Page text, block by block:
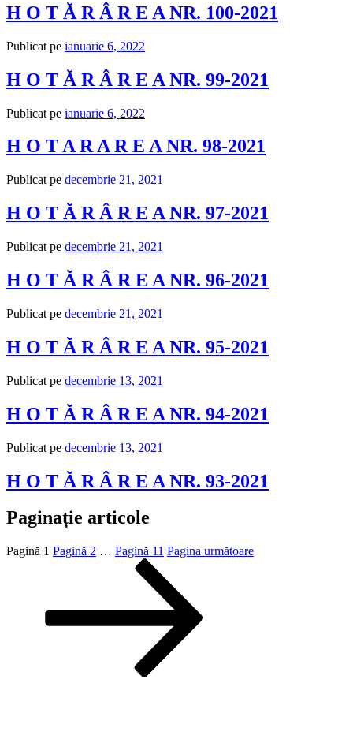
H O T Ă R Â R E A NR. 100-2021
Publicat pe ianuarie 6, 2022
H O T Ă R Â R E A NR. 99-2021
Publicat pe ianuarie 6, 2022
H O T A R A R E A NR. 98-2021
Publicat pe decembrie 21, 2021
H O T Ă R Â R E A NR. 97-2021
Publicat pe decembrie 21, 2021
H O T Ă R Â R E A NR. 96-2021
Publicat pe decembrie 21, 2021
H O T Ă R Â R E A NR. 95-2021
Publicat pe decembrie 13, 2021
H O T Ă R Â R E A NR. 94-2021
Publicat pe decembrie 13, 2021
H O T Ă R Â R E A NR. 93-2021
Paginație articole
Pagină 1 Pagină 2 … Pagină 11 Pagina următoare